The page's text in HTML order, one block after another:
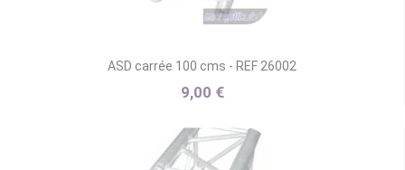
ASD carrée 100 cms - REF 26002
9,00 €